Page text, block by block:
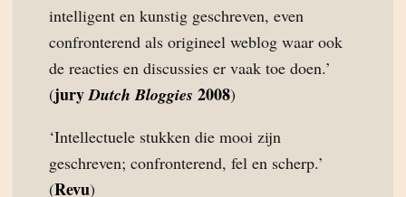
intelligent en kunstig geschreven, even
confronterend als origineel weblog waar ook
de reacties en discussies er vaak toe doen.’
(juryDutch Bloggies 2008)
‘Intellectuele stukken die mooi zijn
geschreven; confronterend, fel en scherp.’
(Revu)